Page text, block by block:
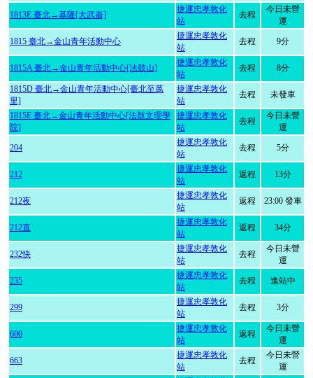
1813E 臺北→基隆[大武崙]
捷運忠孝敦化
站
去程
今日未營
運
1815 臺北→金山青年活動中心
捷運忠孝敦化
站
去程 9分
1815A 臺北→金山青年活動中心[法鼓山]
捷運忠孝敦化
站
去程 8分
1815D 臺北→金山青年活動中心[臺北至萬
里]
捷運忠孝敦化
站
去程 未發車
1815E 臺北→金山青年活動中心[法鼓文理學
院]
捷運忠孝敦化
站
去程
今日未營
運
204
捷運忠孝敦化
站
去程 5分
212
捷運忠孝敦化
站
返程 13分
212夜
捷運忠孝敦化
站
返程 23:00 發車
212直
捷運忠孝敦化
站
返程 34分
232快
捷運忠孝敦化
站
去程
今日未營
運
235
捷運忠孝敦化
站
去程 進站中
299
捷運忠孝敦化
站
去程 3分
600
捷運忠孝敦化
站
返程
今日未營
運
663
捷運忠孝敦化
站
去程
今日未營
運